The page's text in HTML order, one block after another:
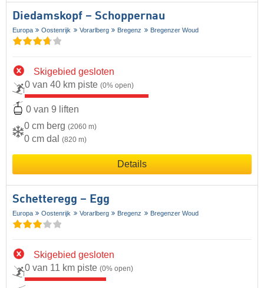
Diedamskopf – Schoppernau
Europa Oostenrijk Vorarlberg Bregenz Bregenzer Woud
Skigebied gesloten
0 van 40 km piste (0% open)
0 van 9 liften
0 cm berg (2060 m)
0 cm dal (820 m)
Details
Schetteregg – Egg
Europa Oostenrijk Vorarlberg Bregenz Bregenzer Woud
Skigebied gesloten
0 van 11 km piste (0% open)